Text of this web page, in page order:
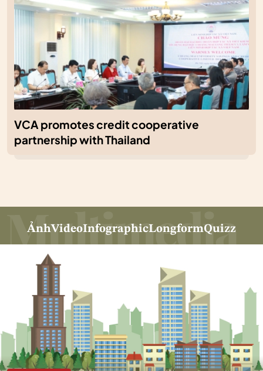
VCA promotes credit cooperative
partnership with Thailand
ẢnhVideoInfographicLongformQuizz